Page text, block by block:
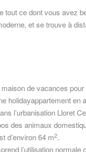
tout ce dont vous avez
et se trouve à
de vacances
holidayappartement
l’urbanisation Lloret
des animaux
d’environ 64 m2.
l’utilisation